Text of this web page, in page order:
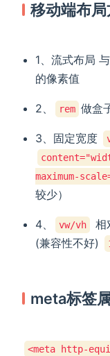
移动端布
1、流式布局
的像素值
2、 rem 做盒
3、固定宽度
maximum-
较少）
4、 vw/vh
相
(兼容性不好)
meta标签
<meta http-